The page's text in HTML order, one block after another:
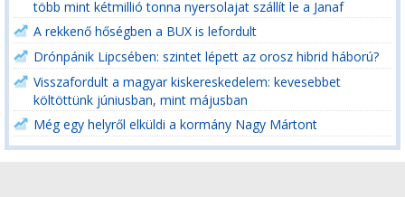
több mint kétmillió tonna nyersolajat szállít le a Janaf
A rekkenő hőségben a BUX is lefordult
Drónpánik Lipcsében: szintet lépett az orosz hibrid háború?
Visszafordult a magyar kiskereskedelem: kevesebbet
költöttünk júniusban, mint májusban
Még egy helyről elküldi a kormány Nagy Mártont